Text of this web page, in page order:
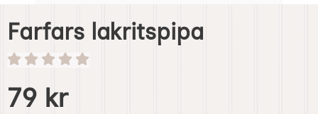
Farfars lakritspipa
Handla denna produkt Farfars lakritspipa
pris
79 kr